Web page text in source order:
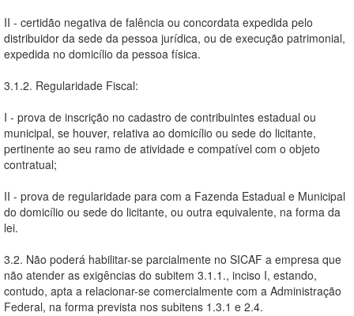
II - certidão negativa de falência ou concordata expedida pelo
distribuidor da sede da pessoa jurídica, ou de execução patrimonial,
expedida no domicílio da pessoa física.
3.1.2. Regularidade Fiscal:
I - prova de inscrição no cadastro de contribuintes estadual ou
municipal, se houver, relativa ao domicílio ou sede do licitante,
pertinente ao seu ramo de atividade e compatível com o objeto
contratual;
II - prova de regularidade para com a Fazenda Estadual e Municipal
do domicílio ou sede do licitante, ou outra equivalente, na forma da
lei.
3.2. Não poderá habilitar-se parcialmente no SICAF a empresa que
não atender as exigências do subitem 3.1.1., inciso I, estando,
contudo, apta a relacionar-se comercialmente com a Administração
Federal, na forma prevista nos subitens 1.3.1 e 2.4.